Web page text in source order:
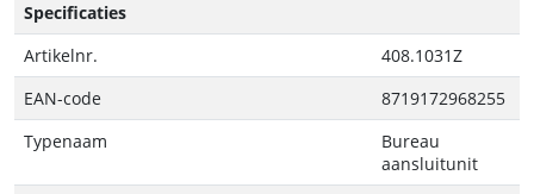
Specificaties
Artikelnr.
408.1031Z
EAN-code
8719172968255
Typenaam
Bureau
aansluitunit